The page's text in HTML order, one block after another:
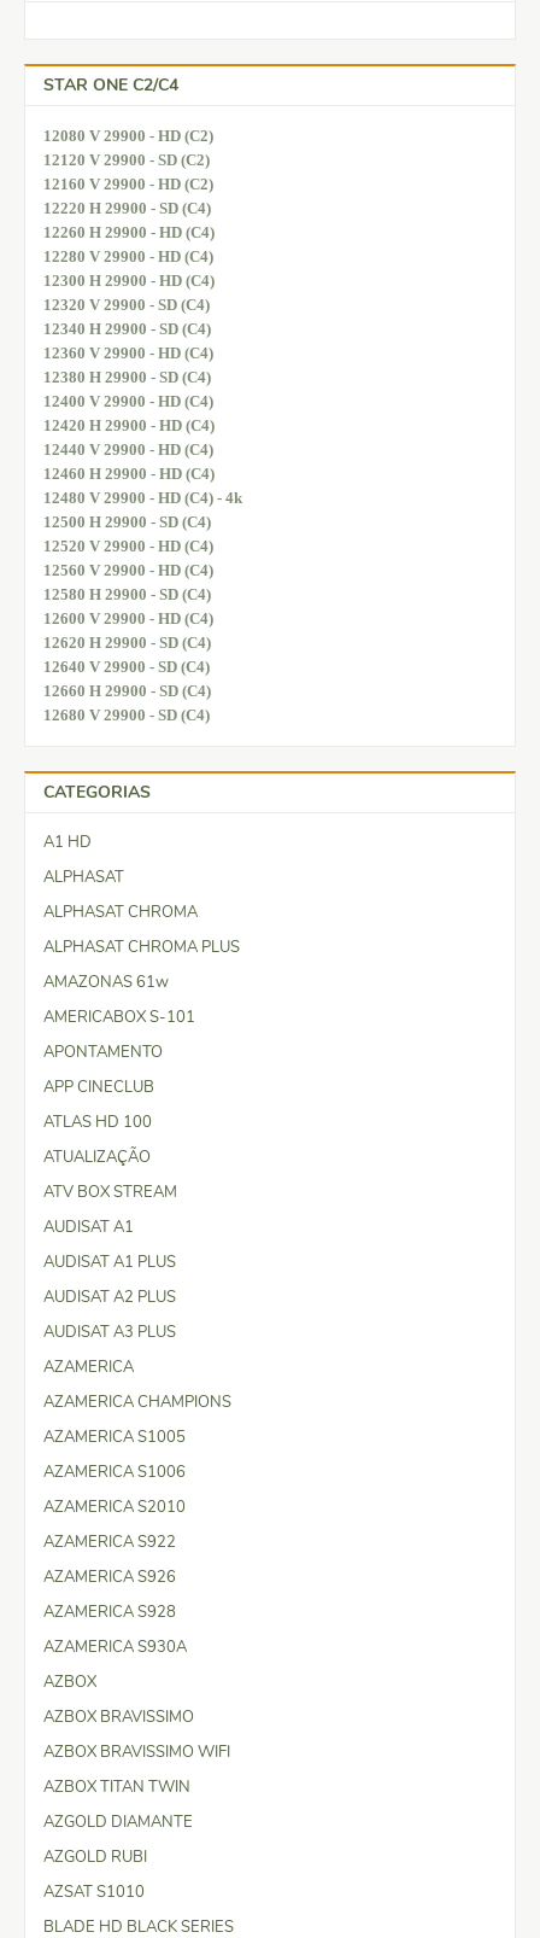
STAR ONE C2/C4
12080 V 29900 - HD (C2)
12120 V 29900 - SD (C2)
12160 V 29900 - HD (C2)
12220 H 29900 - SD (C4)
12260 H 29900 - HD (C4)
12280 V 29900 - HD (C4)
12300 H 29900 - HD (C4)
12320 V 29900 - SD (C4)
12340 H 29900 - SD (C4)
12360 V 29900 - HD (C4)
12380 H 29900 - SD (C4)
12400 V 29900 - HD (C4)
12420 H 29900 - HD (C4)
12440 V 29900 - HD (C4)
12460 H 29900 - HD (C4)
12480 V 29900 - HD (C4) - 4k
12500 H 29900 - SD (C4)
12520 V 29900 - HD (C4)
12560 V 29900 - HD (C4)
12580 H 29900 - SD (C4)
12600 V 29900 - HD (C4)
12620 H 29900 - SD (C4)
12640 V 29900 - SD (C4)
12660 H 29900 - SD (C4)
12680 V 29900 - SD (C4)
CATEGORIAS
A1 HD
ALPHASAT
ALPHASAT CHROMA
ALPHASAT CHROMA PLUS
AMAZONAS 61w
AMERICABOX S-101
APONTAMENTO
APP CINECLUB
ATLAS HD 100
ATUALIZAÇÃO
ATV BOX STREAM
AUDISAT A1
AUDISAT A1 PLUS
AUDISAT A2 PLUS
AUDISAT A3 PLUS
AZAMERICA
AZAMERICA CHAMPIONS
AZAMERICA S1005
AZAMERICA S1006
AZAMERICA S2010
AZAMERICA S922
AZAMERICA S926
AZAMERICA S928
AZAMERICA S930A
AZBOX
AZBOX BRAVISSIMO
AZBOX BRAVISSIMO WIFI
AZBOX TITAN TWIN
AZGOLD DIAMANTE
AZGOLD RUBI
AZSAT S1010
BLADE HD BLACK SERIES